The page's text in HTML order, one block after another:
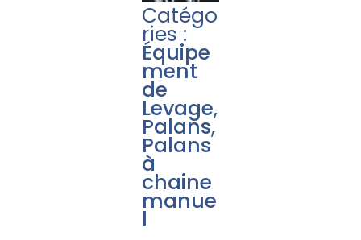
Catégo
ries :
Équipe
ment
de
Levage,
Palans,
Palans
à
chaine
manue
l